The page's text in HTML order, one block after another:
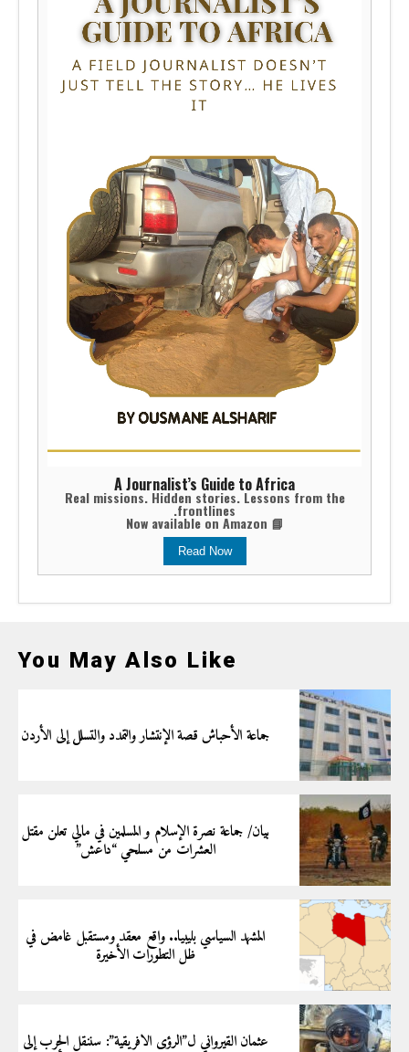
A Journalist’s Guide to Africa
Real missions. Hidden stories. Lessons from the
frontlines.
📘 Now available on Amazon
Read Now
You May Also Like
جماعة الأحباش قصة الإنتشار والتمدد والتسلل إلى الأردن
بيان/ جماعة نصرة الإسلام و المسلمين في مالي تعلن مقتل
العشرات من مسلحي “داعش”
المشهد السياسي بليبيا.. واقع معقد ومستقبل غامض في
ظل التطورات الأخيرة
عثمان القيرواني ل”الرؤى الافريقية”: سننقل الحرب إلى